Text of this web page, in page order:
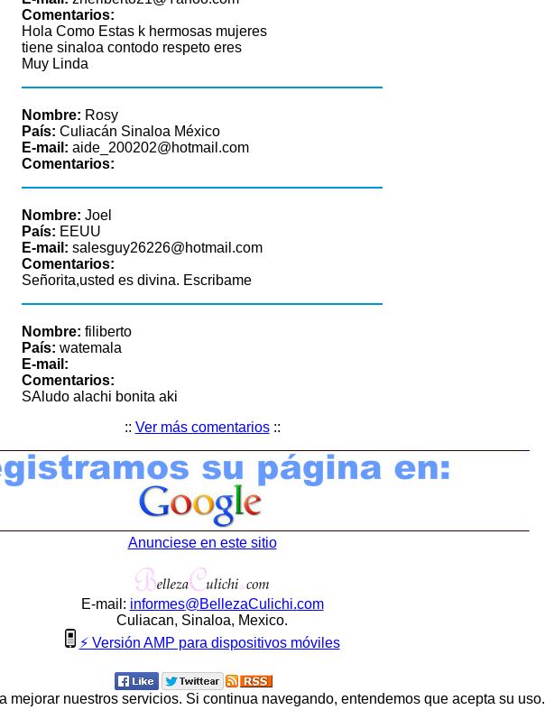
Comentarios:
Hola Como Estas k hermosas mujeres
tiene sinaloa contodo respeto eres
Muy Linda
Nombre: Rosy
País: Culiacán Sinaloa México
E-mail: aide_200202@hotmail.com
Comentarios:
Nombre: Joel
País: EEUU
E-mail: salesguy26226@hotmail.com
Comentarios:
Señorita,usted es divina. Escribame
Nombre: filiberto
País: watemala
E-mail:
Comentarios:
SAludo alachi bonita aki
:: Ver más comentarios::
Anunciese en este sitio
E-mail: informes@BellezaCulichi.com
Culiacan, Sinaloa, Mexico.
⚡ Versión AMP para dispositivos móviles
mejorar nuestros servicios. Si continua navegando, entendemos que acepta su uso.